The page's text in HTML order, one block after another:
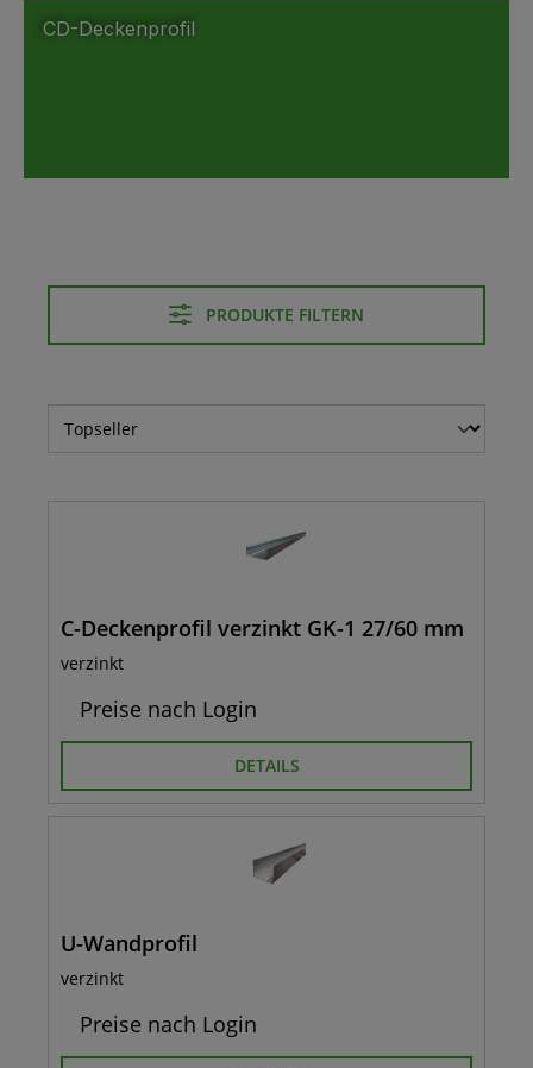
CD-Deckenprofil
PRODUKTE FILTERN
C-Deckenprofil verzinkt GK-1 27/60 mm
verzinkt
Preise nach Login
DETAILS
U-Wandprofil
verzinkt
Preise nach Login